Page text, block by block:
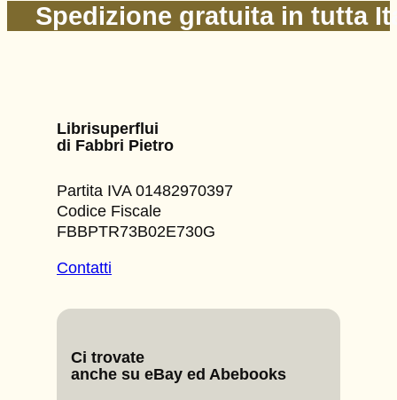
Spedizione gratuita in tutta
Librisuperflui
di Fabbri Pietro
Partita IVA 01482970397
Codice Fiscale
FBBPTR73B02E730G
Contatti
Ci trovate
anche su eBay ed Abebooks